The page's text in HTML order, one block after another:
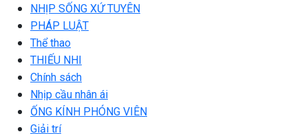
NHỊP SỐNG XỨ TUYÊN
PHÁP LUẬT
Thể thao
THIẾU NHI
Chính sách
Nhịp cầu nhân ái
ỐNG KÍNH PHÓNG VIÊN
Giải trí